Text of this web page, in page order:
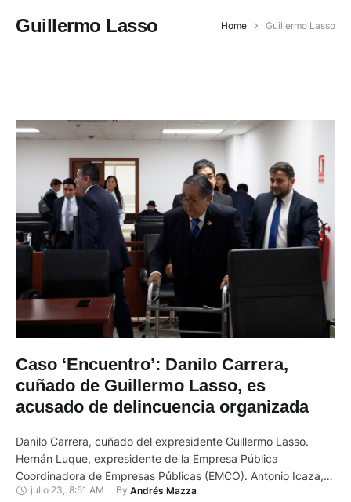
Guillermo Lasso Home Guillermo Lasso
Caso ‘Encuentro’: Danilo Carrera,
cuñado de Guillermo Lasso, es
acusado de delincuencia organizada
Danilo Carrera, cuñado del expresidente Guillermo Lasso.
Hernán Luque, expresidente de la Empresa Pública
Coordinadora de Empresas Públicas (EMCO). Antonio Icaza,
exgerente de la Corporación Nacional de Electricidad
julio 23, 8:51 AM By Andrés Mazza